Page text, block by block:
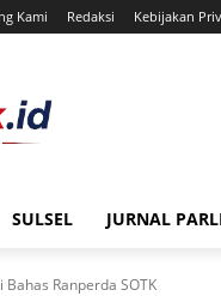
Kami Redaksi Kebijakan
SULSEL JURNAL
Bahas Ranperda SOTK